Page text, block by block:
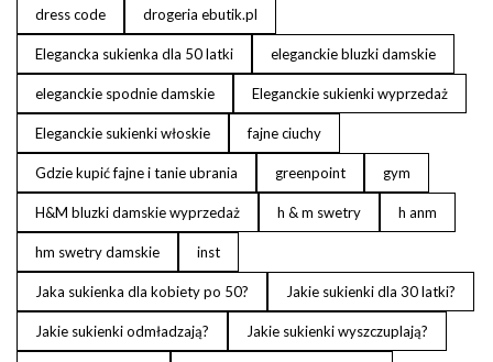
dress code drogeria ebutik.pl
Elegancka sukienka dla 50 latki eleganckie bluzki damskie
eleganckie spodnie damskie Eleganckie sukienki wyprzedaż
Eleganckie sukienki włoskie fajne ciuchy
Gdzie kupić fajne i tanie ubrania greenpoint gym
H&M bluzki damskie wyprzedaż h & m swetry h anm
hm swetry damskie inst
Jaka sukienka dla kobiety po 50? Jakie sukienki dla 30 latki?
Jakie sukienki odmładzają? Jakie sukienki wyszczuplają?